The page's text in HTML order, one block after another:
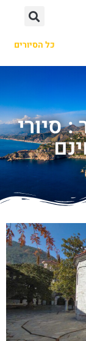
כל הסיורים
סיורי